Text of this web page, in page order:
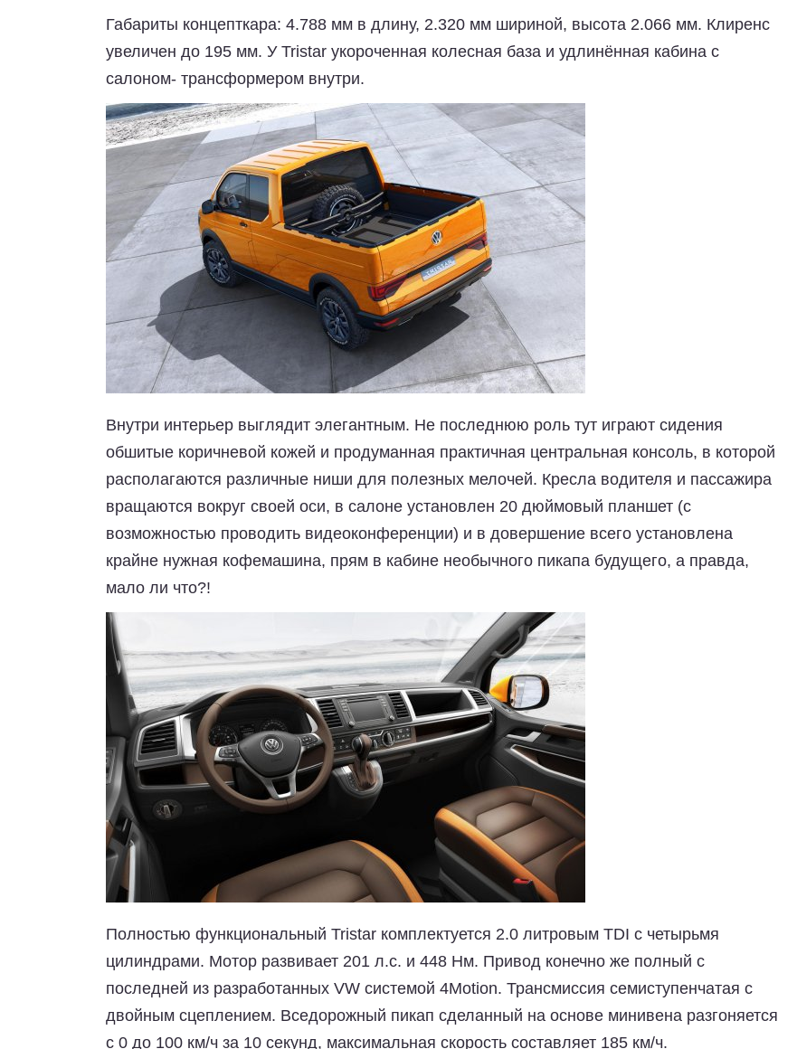
Габариты концепткара: 4.788 мм в длину, 2.320 мм шириной, высота 2.066 мм. Клиренс
увеличен до 195 мм. У Tristar укороченная колесная база и удлинённая кабина с
салоном- трансформером внутри.
Внутри интерьер выглядит элегантным. Не последнюю роль тут играют сидения
обшитые коричневой кожей и продуманная практичная центральная консоль, в которой
располагаются различные ниши для полезных мелочей. Кресла водителя и пассажира
вращаются вокруг своей оси, в салоне установлен 20 дюймовый планшет (с
возможностью проводить видеоконференции) и в довершение всего установлена
крайне нужная кофемашина, прям в кабине необычного пикапа будущего, а правда,
мало ли что?!
Полностью функциональный Tristar комплектуется 2.0 литровым TDI с четырьмя
цилиндрами. Мотор развивает 201 л.с. и 448 Нм. Привод конечно же полный с
последней из разработанных VW системой 4Motion. Трансмиссия семиступенчатая с
двойным сцеплением. Вседорожный пикап сделанный на основе минивена разгоняется
с 0 до 100 км/ч за 10 секунд, максимальная скорость составляет 185 км/ч.